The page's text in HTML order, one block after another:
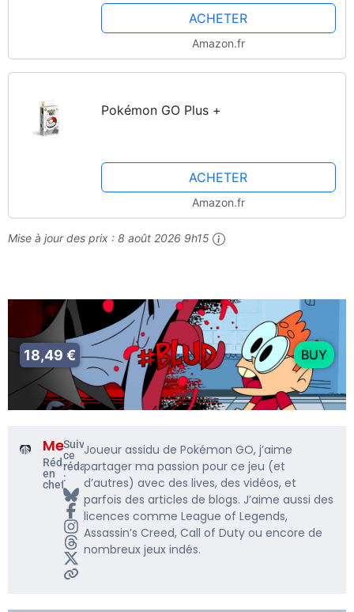
ACHETER
Amazon.fr
Pokémon GO Plus +
ACHETER
Amazon.fr
Mise à jour des prix : 8 août 2026 9h15
18,49 € BUY
Me5rine_
Rédacteur
en
chef
Suivre
ce
rédacteur
:
Joueur assidu de Pokémon GO, j’aime
partager ma passion pour ce jeu (et
d’autres) avec des lives, des vidéos, et
parfois des articles de blogs. J’aime aussi des
licences comme League of Legends,
Assassin’s Creed, Call of Duty ou encore de
nombreux jeux indés.